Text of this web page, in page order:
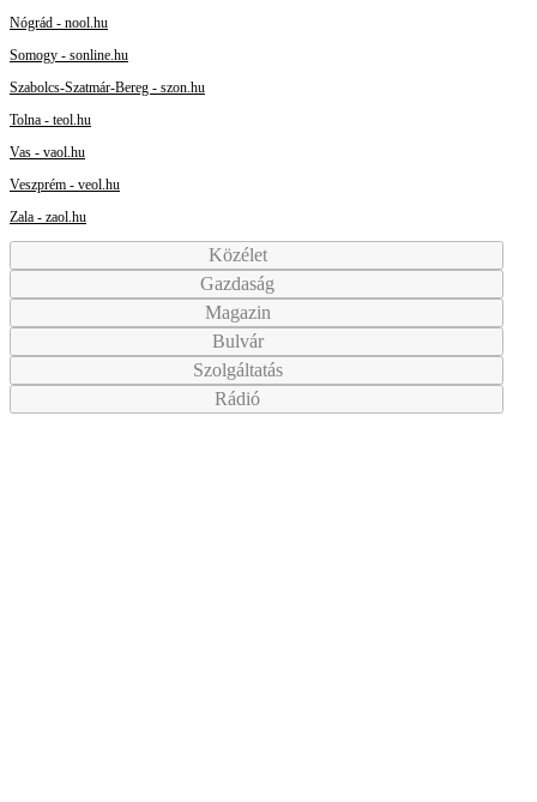
Nógrád - nool.hu
Somogy - sonline.hu
Szabolcs-Szatmár-Bereg - szon.hu
Tolna - teol.hu
Vas - vaol.hu
Veszprém - veol.hu
Zala - zaol.hu
Közélet
Gazdaság
Magazin
Bulvár
Szolgáltatás
Rádió